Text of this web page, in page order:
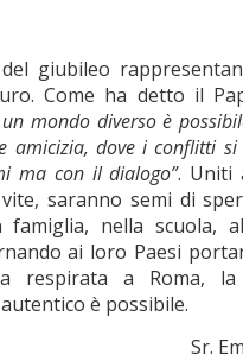
giubileo
Come ha detto il
un mondo diverso è
amicizia, dove i conflitti
ma con il dialogo”. Uniti
saranno semi di
famiglia, nella scuola,
ai loro Paesi
respirata a Roma, la
è possibile.
Sr.